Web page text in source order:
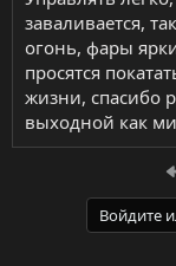
заваливается,
огонь, фары
просятся
жизни, спасибо
выходной как
Войдите